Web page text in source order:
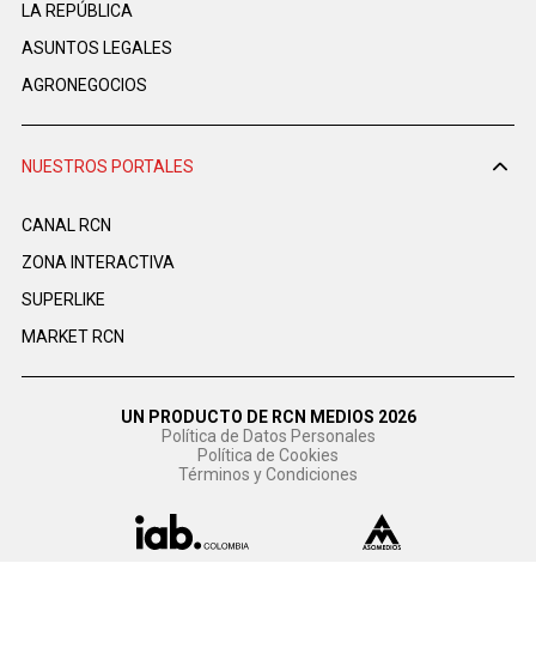
LA REPÚBLICA
ASUNTOS LEGALES
AGRONEGOCIOS
NUESTROS PORTALES
CANAL RCN
ZONA INTERACTIVA
SUPERLIKE
MARKET RCN
UN PRODUCTO DE RCN MEDIOS 2026
Política de Datos Personales
Política de Cookies
Términos y Condiciones